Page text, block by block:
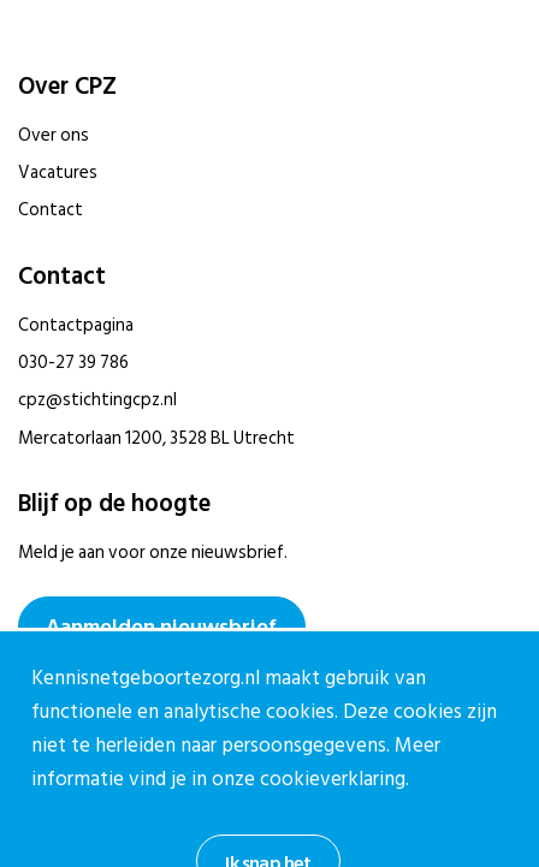
Over CPZ
Over ons
Vacatures
Contact
Contact
Contactpagina
030-27 39 786
cpz@stichtingcpz.nl
Mercatorlaan 1200, 3528 BL Utrecht
Blijf op de hoogte
Meld je aan voor onze nieuwsbrief.
Aanmelden nieuwsbrief
Cookieverklaring
Kennisnetgeboortezorg.nl maakt gebruik van
functionele en analytische cookies. Deze cookies zijn
niet te herleiden naar persoonsgegevens. Meer
informatie vind je in onzecookieverklaring.